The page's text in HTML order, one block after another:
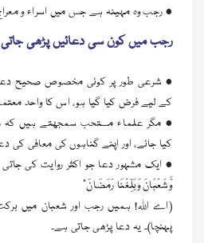
• رجب وہ مہینہ ہے جس میں اسراء و
رجب میں کون سی دعائیں پڑھی جاتی
• شرعی طور پر کوئی مخصوص صحیح
کے لیے فرض کیا گیا ہو، اس کا واحد معتمد
• مگر علماء مستحب سمجھتے ہیں کہ
کیا جائے، اور اپنے گناہوں کی معافی کی
• ایک مشہور دعا جو اکثر روایت کی
وَّشَعْبَانَ وَبَلِّغْنَا رَمَضَانَ”
(اے اللہ! ہمیں رجب اور شعبان میں
پہنچا)۔ یہ دعا پڑھی جاتی ہے۔